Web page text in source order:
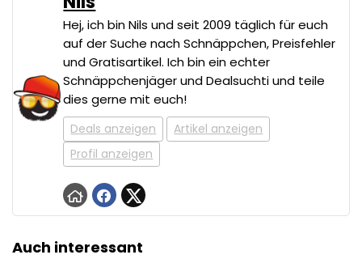
Hej, ich bin Nils und seit 2009 täglich für euch
auf der Suche nach Schnäppchen, Preisfehler
und Gratisartikel. Ich bin ein echter
Schnäppchenjäger und Dealsuchti und teile
dies gerne mit euch!
Deals anzeigen
Artikel anzeigen
Profil anzeigen
Auch interessant